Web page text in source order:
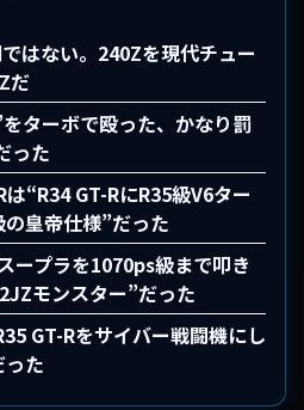
はない。240Zを現代チュー
だ
ターボで殴った、かなり罰
った
は“R34 GT-RにR35級V6ター
皇帝仕様”だった
ープラを1070ps級まで叩き
モンスター”だった
GT-Rをサイバー戦闘機にし
た